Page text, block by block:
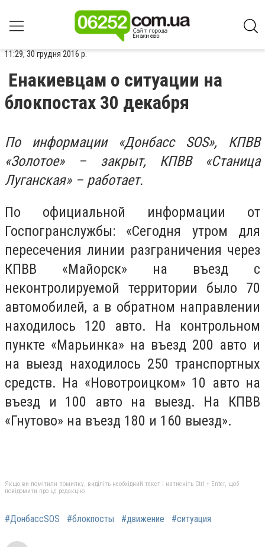
11:29, 30 грудня 2016 р.
Енакиевцам о ситуации на
блокпостах 30 декабря
По информации «Донбасс SOS», КПВВ
«Золотое» – закрыт, КПВВ «Станица
Луганская» – работает.
По официальной информации от
Госпогранслужбы: «Сегодня утром для
пересечения линии разграничения через
КПВВ «Майорск» на въезд с
неконтролируемой территории было 70
автомобилей, а в обратном направлении
находилось 120 авто. На контрольном
пункте «Марьинка» на въезд 200 авто и
на выезд находилось 250 транспортных
средств. На «Новотроицком» 10 авто на
въезд и 100 авто на выезд. На КПВВ
«Гнутово» на въезд 180 и 160 выезд».
Якщо ви помітили помилку, виділіть необхідний текст і натисніть Ctrl + Enter, щоб
повідомити про це редакцію
#ДонбассSOS #блокпосты #движение #ситуация